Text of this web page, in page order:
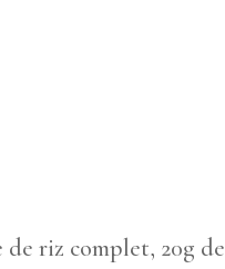
de riz complet, 20g de